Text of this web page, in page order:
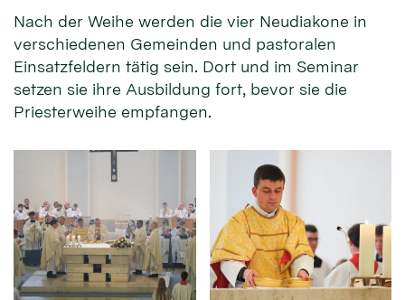
Nach der Weihe werden die vier Neudiakone in
verschiedenen Gemeinden und pastoralen
Einsatzfeldern tätig sein. Dort und im Seminar
setzen sie ihre Ausbildung fort, bevor sie die
Priesterweihe empfangen.